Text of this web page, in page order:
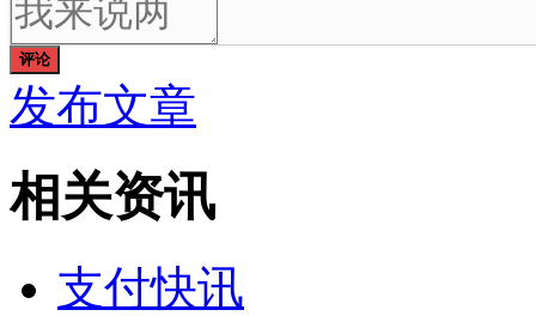
评论
发布文章
相关资讯
支付快讯